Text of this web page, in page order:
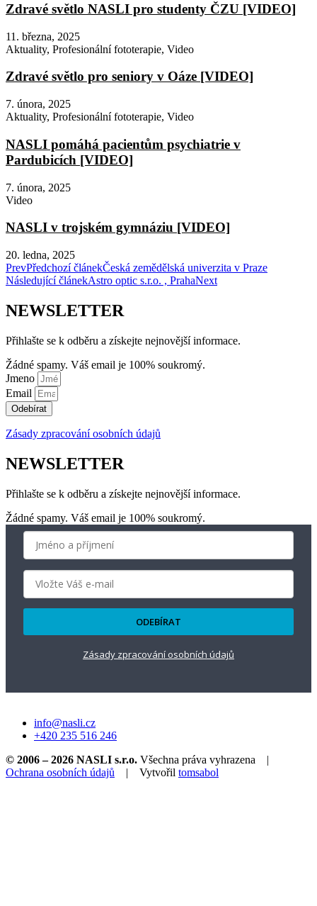
Zdravé světlo NASLI pro studenty ČZU [VIDEO]
11. března, 2025
Aktuality, Profesionální fototerapie, Video
Zdravé světlo pro seniory v Oáze [VIDEO]
7. února, 2025
Aktuality, Profesionální fototerapie, Video
NASLI pomáhá pacientům psychiatrie v
Pardubicích [VIDEO]
7. února, 2025
Video
NASLI v trojském gymnáziu [VIDEO]
20. ledna, 2025
PrevPředchozí článekČeská zemědělská univerzita v Praze
Následující článekAstro optic s.r.o. , PrahaNext
NEWSLETTER
Přihlašte se k odběru a získejte nejnovější informace.
Žádné spamy. Váš email je 100% soukromý.
Jmeno
Email
Odebírat
Zásady zpracování osobních údajů
NEWSLETTER
Přihlašte se k odběru a získejte nejnovější informace.
Žádné spamy. Váš email je 100% soukromý.
ODEBÍRAT
Zásady zpracování osobních údajů
info@nasli.cz
+420 235 516 246
© 2006 – 2026 NASLI s.r.o. Všechna práva vyhrazena |
Ochrana osobních údajů | Vytvořil tomsabol